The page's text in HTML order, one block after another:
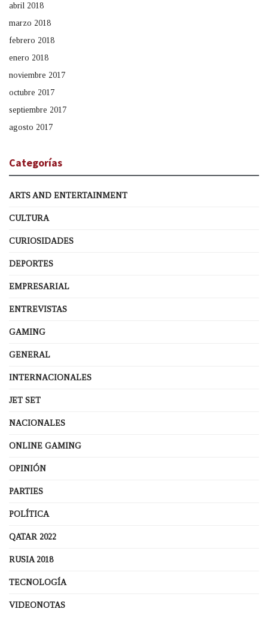
abril 2018
marzo 2018
febrero 2018
enero 2018
noviembre 2017
octubre 2017
septiembre 2017
agosto 2017
Categorías
ARTS AND ENTERTAINMENT
CULTURA
CURIOSIDADES
DEPORTES
EMPRESARIAL
ENTREVISTAS
GAMING
GENERAL
INTERNACIONALES
JET SET
NACIONALES
ONLINE GAMING
OPINIÓN
PARTIES
POLÍTICA
QATAR 2022
RUSIA 2018
TECNOLOGÍA
VIDEONOTAS